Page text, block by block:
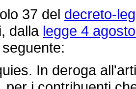
37 del decreto-
dalla legge 4
In deroga